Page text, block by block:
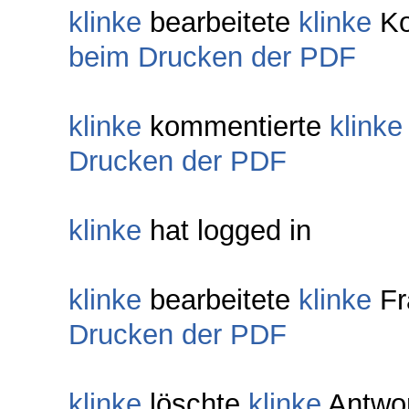
klinke bearbeitete klinke
beim Drucken der PDF
klinke kommentierte klinke
Drucken der PDF
klinke hat logged in
klinke bearbeitete klinke
Drucken der PDF